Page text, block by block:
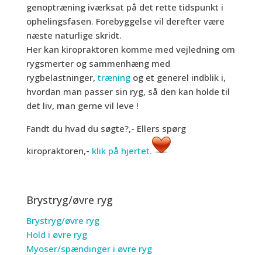
genoptræning iværksat på det rette tidspunkt i
ophelingsfasen. Forebyggelse vil derefter være
næste naturlige skridt.
Her kan kiropraktoren komme med vejledning om
rygsmerter og sammenhæng med
rygbelastninger, træningog et generel indblik i,
hvordan man passer sin ryg, så den kan holde til
det liv, man gerne vil leve !
Fandt du hvad du søgte?,- Ellers spørg
kiropraktoren,- klik på hjertet.
Brystryg/øvre ryg
Brystryg/øvre ryg
Hold i øvre ryg
Myoser/spændinger i øvre ryg